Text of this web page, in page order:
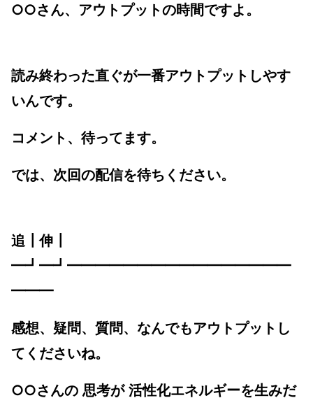
○○さん、アウトプットの時間ですよ。
読み終わった直ぐが一番アウトプットしやす
いんです。
コメント、待ってます。
では、次回の配信を待ちください。
追┃伸┃
━┛━┛━━━━━━━━━━━━━━━━
━━━
感想、疑問、質問、なんでもアウトプットし
てくださいね。
○○さんの 思考が 活性化エネルギーを生みだ